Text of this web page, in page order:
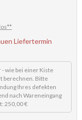
Liefertermin
- wie bei einer Kiste
berechnen. Bitte
Ihres defekten
nach Wareneingang
250,00 €